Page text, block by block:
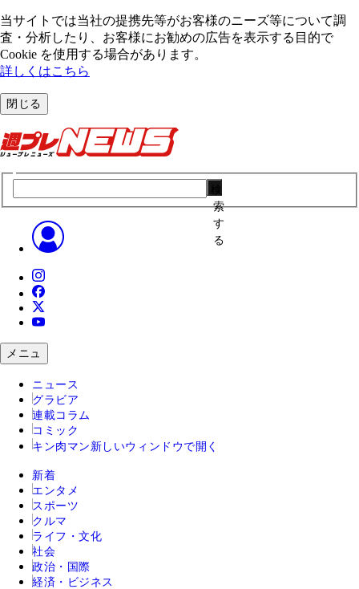
当サイトでは当社の提携先等がお客様のニーズ等について調
査・分析したり、お客様にお勧めの広告を表⽰する⽬的で
Cookie を使⽤する場合があります。
詳しくはこちら
閉じる
索
す
る
メニュ
ニュース
グラビア
連載コラム
コミック
キン肉マン 新しいウィンドウで開く
新着
エンタメ
スポーツ
クルマ
ライフ・文化
社会
政治・国際
経済・ビジネス